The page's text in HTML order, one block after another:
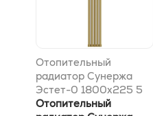
Отопительный
радиатор Сунержа
Эстет-0 1800х225 5
секций, Матовое
Отопительный